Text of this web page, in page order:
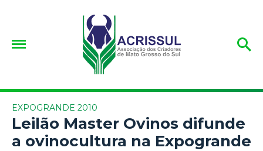
EXPOGRANDE 2010
Leilão Master Ovinos difunde
a ovinocultura na Expogrande